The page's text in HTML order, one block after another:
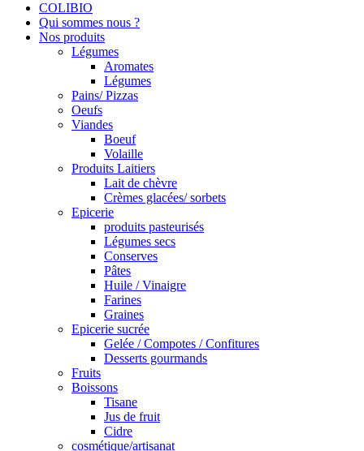
COLIBIO
Qui sommes nous ?
Nos produits
Légumes
Aromates
Légumes
Pains/ Pizzas
Oeufs
Viandes
Boeuf
Volaille
Produits Laitiers
Lait de chèvre
Crèmes glacées/ sorbets
Epicerie
produits pasteurisés
Légumes secs
Conserves
Pâtes
Huile / Vinaigre
Farines
Graines
Epicerie sucrée
Gelée / Compotes / Confitures
Desserts gourmands
Fruits
Boissons
Tisane
Jus de fruit
Cidre
cosmétique/artisanat